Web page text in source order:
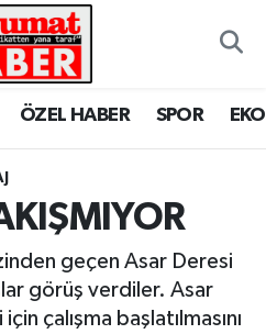
ÖZEL HABER SPOR
geçen Asar Deresi
görüş verdiler. Asar
çalışma başlatılmasını
ve Fikstür